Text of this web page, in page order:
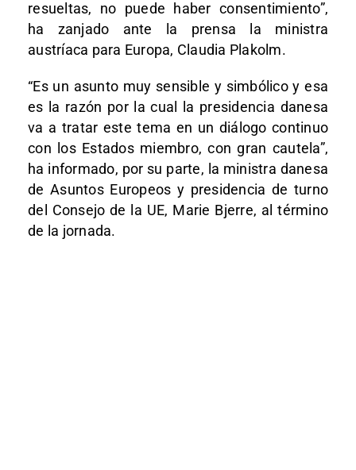
resueltas, no puede haber consentimiento”,
ha zanjado ante la prensa la ministra
austríaca para Europa, Claudia Plakolm.
“Es un asunto muy sensible y simbólico y esa
es la razón por la cual la presidencia danesa
va a tratar este tema en un diálogo continuo
con los Estados miembro, con gran cautela”,
ha informado, por su parte, la ministra danesa
de Asuntos Europeos y presidencia de turno
del Consejo de la UE, Marie Bjerre, al término
de la jornada.